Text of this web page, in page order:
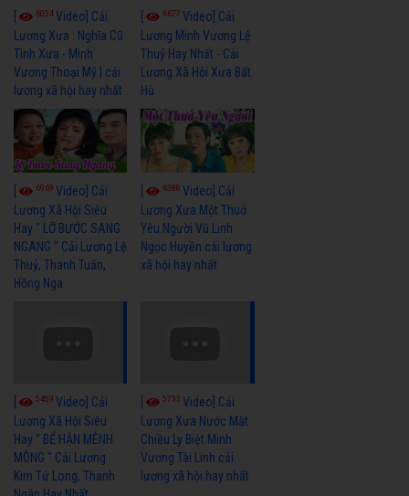
6054Video] Cải
Lương Xưa : Nghĩa Cũ
Tình Xưa - Minh
Vương Thoại Mỹ | cải
lương xã hội hay nhất
6677Video] Cải
Lương Minh Vương Lệ
Thuỷ Hay Nhất - Cải
Lương Xã Hội Xưa Bất
Hủ
6969 Video] Cải
Lương Xã Hội Siêu
Hay " LỠ BƯỚC SANG
NGANG " Cải Lương Lệ
Thuỷ, Thanh Tuấn,
Hồng Nga
6388Video] Cải
Lương Xưa Một Thuở
Yêu Người Vũ Linh
Ngọc Huyền cải lương
xã hội hay nhất
5459 Video] Cải
Lương Xã Hội Siêu
Hay " BỂ HẬN MÊNH
MÔNG " Cải Lương
Kim Tử Long, Thanh
5733Video] Cải
Lương Xưa Nước Mắt
Chiều Ly Biệt Minh
Vương Tài Linh cải
lương xã hội hay nhất